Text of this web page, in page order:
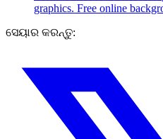
graphics. Free online
ସେୟାର କରନ୍ତୁ: